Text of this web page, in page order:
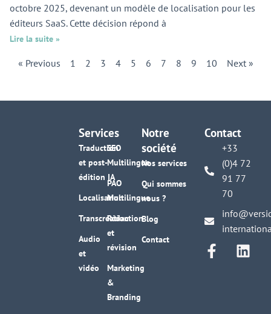
octobre 2025, devenant un modèle de localisation pour les
éditeurs SaaS. Cette décision répond à
Lire la suite »
« Previous 1 2 3 4 5 6 7 8 9 10 Next »
Services
Traduction
et post-
édition IA
Localisation
Transcréation
Audio
et
vidéo
SEO
Multilingue
PAO
Multilingue
Rédaction
et
révision
Marketing
&
Branding
Notre
société
Nos services
Qui sommes
nous ?
Blog
Contact
Contact
+33
(0)4 72
91 77
70